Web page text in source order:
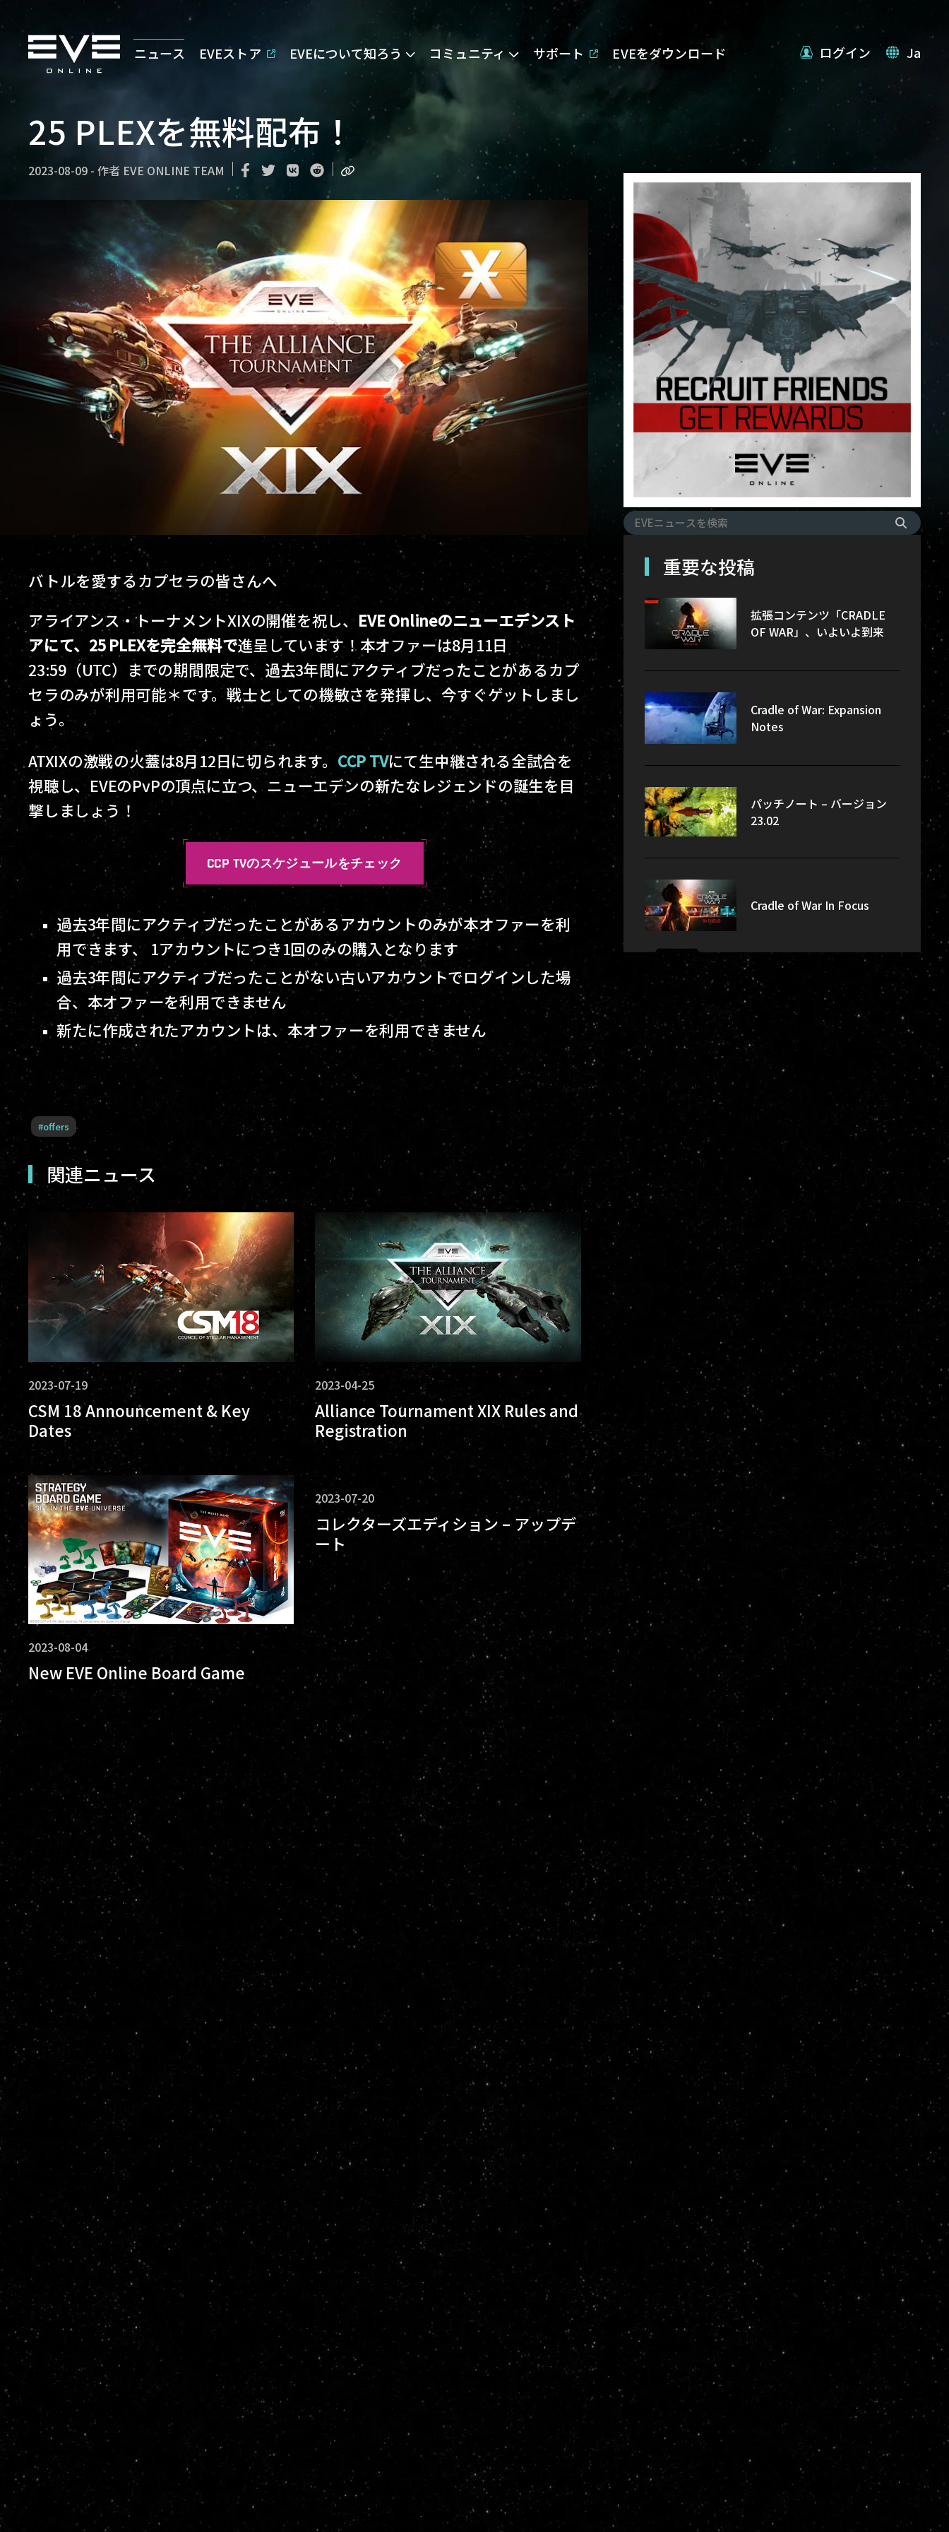
ニュース EVEストア EVEについて知ろう コミュニティ サポート EVEをダウンロード ログイン Ja
25 PLEXを無料配布！
2023-08-09 - 作者 EVE ONLINE TEAM
バトルを愛するカプセラの皆さんへ
アライアンス・トーナメントXIXの開催を祝し、 EVE Onlineのニューエデンスト
アにて、25 PLEXを完全無料で進呈しています！本オファーは8月11日
23:59（UTC）までの期間限定で、過去3年間にアクティブだったことがあるカプ
セラのみが利用可能＊です。戦士としての機敏さを発揮し、今すぐゲットしまし
ょう。
ATXIXの激戦の火蓋は8月12日に切られます。 CCP TVにて生中継される全試合を
視聴し、EVEのPvPの頂点に立つ、ニューエデンの新たなレジェンドの誕生を目
撃しましょう！
CCP TVのスケジュールをチェック
過去3年間にアクティブだったことがあるアカウントのみが本オファーを利
用できます、 1アカウントにつき1回のみの購入となります
過去3年間にアクティブだったことがない古いアカウントでログインした場
合、本オファーを利用できません
新たに作成されたアカウントは、本オファーを利用できません
#offers
関連ニュース
2023-07-19
CSM 18 Announcement & Key
Dates
2023-04-25
Alliance Tournament XIX Rules and
Registration
2023-08-04
New EVE Online Board Game
2023-07-20
コレクターズエディション – アップデ
ート
重要な投稿
拡張コンテンツ「CRADLE
OF WAR」、いよいよ到来
Cradle of War: Expansion
Notes
パッチノート – バージョン
23.02
Cradle of War In Focus